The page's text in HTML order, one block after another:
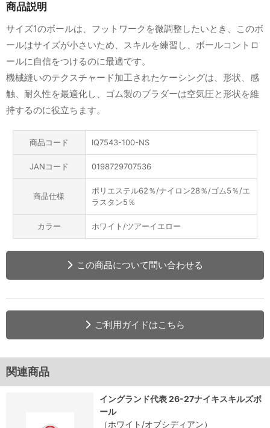
商品説明
サイズ1のボールは、フットワークを微調整したいとき、このボ
ールはサイズが小さいため、スキルを練習し、ボールコントロ
ールに自信をつけるのに最適です。
機械縫いのテクスチャード加工されたケーシングは、形状、感
触、耐久性を最適化し、ゴム製のブラダーは空気圧と形状を維
持するのに役立ちます。
商品コード IQ7543-100-NS
JANコード 0198729707536
商品仕様
ポリエステル62％/ナイロン28％/ゴム5％/エ
ラスタン5％
カラー ホワイト/ツアーイエロー
この商品について問い合わせる
ご利用ガイドはこちら
関連商品
イングランド代表 26-27ナイキスキルズボ
ール
（ホワイト/オブシディアン）